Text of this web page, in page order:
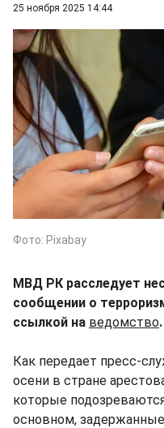
25 ноября 2025 14:44
Фото: Pixabay
МВД РК расследует
сообщении о
ссылкой на ведомство.
Как передает пресс-
осени в стране
которые
основном,